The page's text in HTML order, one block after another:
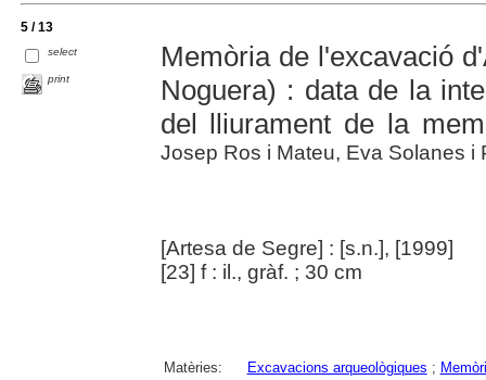
5 / 13
select
print
Memòria de l'excavació
Noguera) : data de la
del lliurament de la
Josep Ros i Mateu, Eva Solanes i
[Artesa de Segre] : [s.n.], [1999]
[23] f : il., gràf. ; 30 cm
Matèries: Excavacions arqueològiques ;